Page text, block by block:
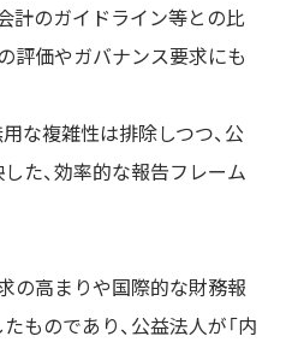
計のガイドライン等との比
評価やガバナンス要求にも
用な複雑性は排除しつつ、公
た、効率的な報告フレーム
の高まりや国際的な財務報
ものであり、公益法人が「内